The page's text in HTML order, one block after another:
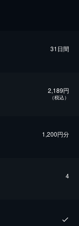
31日間
2,189円
（税込）
1,200円分
4